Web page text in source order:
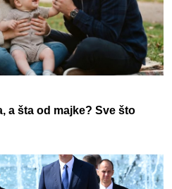
a šta od majke? Sve što